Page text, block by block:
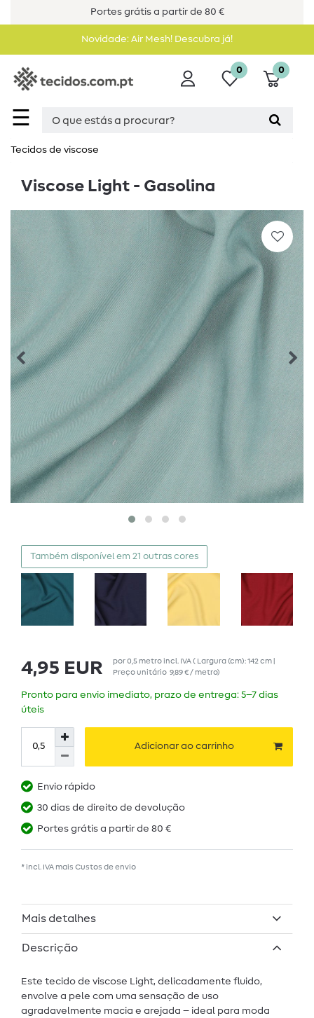
Portes grátis a partir de 80 €
Novidade: Air Mesh! Descubra já!
☰
0 0
Tecidos de viscose
Viscose Light - Gasolina
Também disponível em 21 outras cores
4,95 EUR por0,5 metroincl. IVA( Largura (cm): 142 cm |
Preço unitário 9,89 € / metro)
Pronto para envio imediato, prazo de entrega: 5–7 dias
úteis
Adicionar ao carrinho
Envio rápido
30 dias de direito de devolução
Portes grátis a partir de 80 €
* incl. IVA mais Custos de envio
Mais detalhes
Descrição
Este tecido de viscose Light, delicadamente fluido,
envolve a pele com uma sensação de uso
agradavelmente macia e arejada – ideal para moda